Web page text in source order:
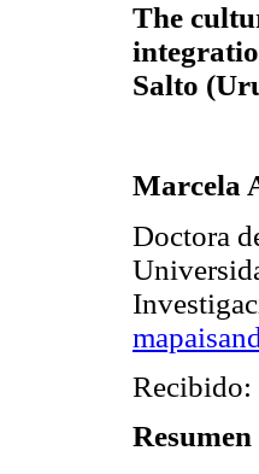
The
Salto
Marcela
Doctora
Recibido:
Resumen